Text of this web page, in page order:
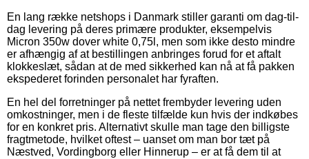
En lang række netshops i Danmark stiller garanti om dag-til-
dag levering på deres primære produkter, eksempelvis
Micron 350w dover white 0,75l, men som ikke desto mindre
er afhængig af at bestillingen anbringes forud for et aftalt
klokkeslæt, sådan at de med sikkerhed kan nå at få pakken
ekspederet forinden personalet har fyraften.
En hel del forretninger på nettet frembyder levering uden
omkostninger, men i de fleste tilfælde kun hvis der indkøbes
for en konkret pris. Alternativt skulle man tage den billigste
fragtmetode, hvilket oftest – uanset om man bor tæt på
Næstved, Vordingborg eller Hinnerup – er at få dem til at